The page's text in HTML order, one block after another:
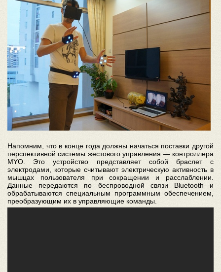
Напомним, что в конце года должны начаться поставки другой
перспективной системы жестового управления — контроллера
MYO. Это устройство представляет собой браслет с
электродами, которые считывают электрическую активность в
мышцах пользователя при сокращении и расслаблении.
Данные передаются по беспроводной связи Bluetooth и
обрабатываются специальным программным обеспечением,
преобразующим их в управляющие команды.